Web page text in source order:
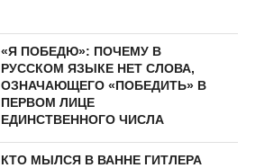
«Я ПОБЕДЮ»: ПОЧЕМУ В
РУССКОМ ЯЗЫКЕ НЕТ СЛОВА,
ОЗНАЧАЮЩЕГО «ПОБЕДИТЬ» В
ПЕРВОМ ЛИЦЕ
ЕДИНСТВЕННОГО ЧИСЛА
КТО МЫЛСЯ В ВАННЕ ГИТЛЕРА